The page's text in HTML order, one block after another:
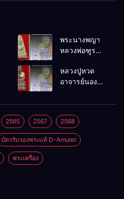
พระนางพญา
หลวงพ่อฑูรย์
พ.ศ.2512
หลวงปู่ทวด
อาจารย์นอง
พ.ศ.2541
2565 2567 2568
บัตรรับรองพระแท้ D-Amulet
พระเครื่อง